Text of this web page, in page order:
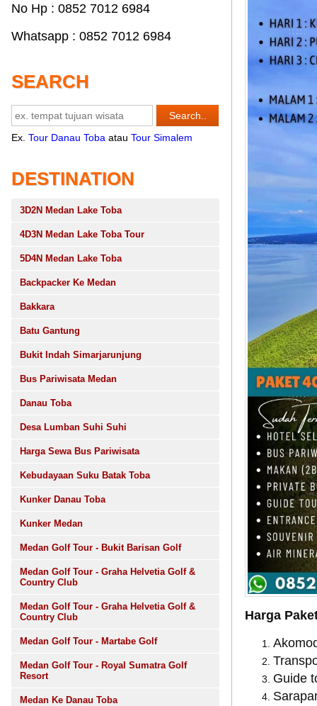
No Hp : 0852 7012 6984
Whatsapp : 0852 7012 6984
SEARCH
Ex. Tour Danau Toba atau Tour Simalem
DESTINATION
3D2N Medan Lake Toba
4D3N Medan Lake Toba Tour
5D4N Medan Lake Toba
Backpacker Ke Medan
Bakkara
Batu Gantung
Bukit Indah Simarjarunjung
Bus Pariwisata Medan
Danau Toba
Desa Lumban Suhi Suhi
Harga Sewa Bus Pariwisata
Kebudayaan Suku Batak Toba
Kunker Danau Toba
Kunker Medan
Medan Golf Tour - Bukit Barisan Golf
Medan Golf Tour - Graha Helvetia Golf &
Country Club
Medan Golf Tour - Graha Helvetia Golf &
Country Club
Medan Golf Tour - Martabe Golf
Medan Golf Tour - Royal Sumatra Golf
Resort
Medan Ke Danau Toba
Harga
Guide